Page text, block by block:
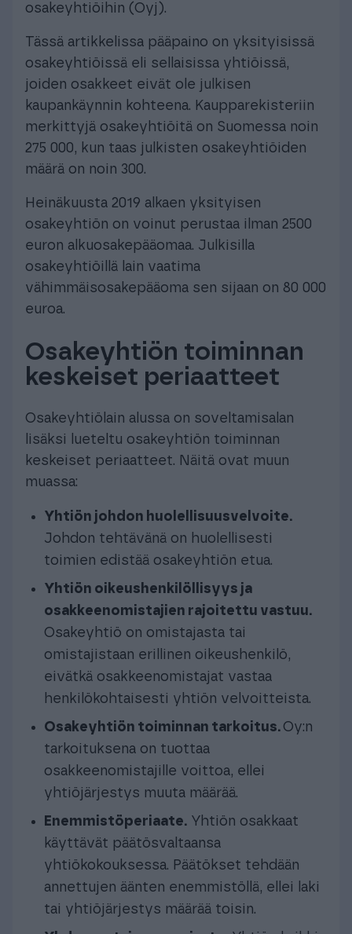
osakeyhtiöihin (Oyj).
Tässä artikkelissa pääpaino on yksityisissä
osakeyhtiöissä eli sellaisissa yhtiöissä,
joiden osakkeet eivät ole julkisen
kaupankäynnin kohteena. Kaupparekisteriin
merkittyjä osakeyhtiöitä on Suomessa noin
275 000, kun taas julkisten osakeyhtiöiden
määrä on noin 300.
Heinäkuusta 2019 alkaen yksityisen
osakeyhtiön on voinut perustaa ilman 2500
euron alkuosakepääomaa. Julkisilla
osakeyhtiöillä lain vaatima
vähimmäisosakepääoma sen sijaan on 80 000
euroa.
Osakeyhtiön toiminnan
keskeiset periaatteet
Osakeyhtiölain alussa on soveltamisalan
lisäksi lueteltu osakeyhtiön toiminnan
keskeiset periaatteet. Näitä ovat muun
muassa:
Yhtiön johdon huolellisuusvelvoite.
Johdon tehtävänä on huolellisesti
toimien edistää osakeyhtiön etua.
Yhtiön oikeushenkilöllisyys ja
osakkeenomistajien rajoitettu vastuu.
Osakeyhtiö on omistajasta tai
omistajistaan erillinen oikeushenkilö,
eivätkä osakkeenomistajat vastaa
henkilökohtaisesti yhtiön velvoitteista.
Osakeyhtiön toiminnan tarkoitus. Oy:n
tarkoituksena on tuottaa
osakkeenomistajille voittoa, ellei
yhtiöjärjestys muuta määrää.
Enemmistöperiaate. Yhtiön osakkaat
käyttävät päätösvaltaansa
yhtiökokouksessa. Päätökset tehdään
annettujen äänten enemmistöllä, ellei laki
tai yhtiöjärjestys määrää toisin.